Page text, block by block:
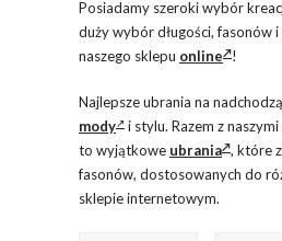
Posiadamy szeroki wybór
duży wybór długości, fasonów
naszego sklepu online !
Najlepsze ubrania na
mody
i stylu. Razem z
to wyjątkowe ubrania , które
fasonów, dostosowanych do
sklepie internetowym.